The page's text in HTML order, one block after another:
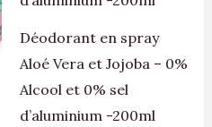
variations.
Déodorant en spray
Aloé Vera et Jojoba – 0%
Alcool et 0% sel
d’aluminium -200ml